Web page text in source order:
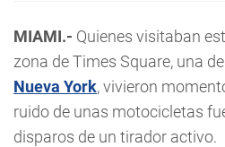
MIAMI.- Quienes visitaban
zona de Times Square, una
Nueva York, vivieron
ruido de unas motocicletas
disparos de un tirador activo.